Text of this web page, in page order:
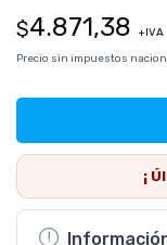
$4.871,38 +IVA
Precio sin impuestos
¡